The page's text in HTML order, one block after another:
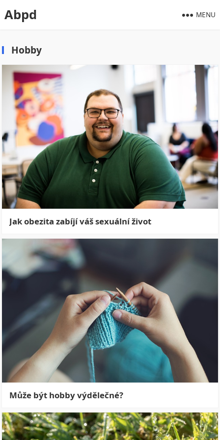
Abpd MENU
Hobby
Jak obezita zabíjí váš sexuální život
Může být hobby výdělečné?